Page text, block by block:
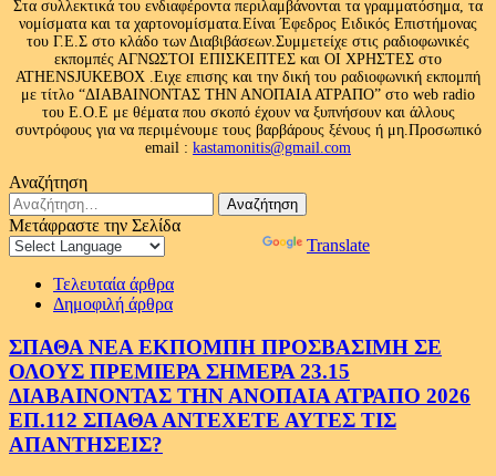
Στα συλλεκτικά του ενδιαφέροντα περιλαμβάνονται τα γραμματόσημα, τα
νομίσματα και τα χαρτονομίσματα.Είναι Έφεδρος Ειδικός Επιστήμονας
του Γ.Ε.Σ στο κλάδο των Διαβιβάσεων.Συμμετείχε στις ραδιοφωνικές
εκπομπές ΑΓΝΩΣΤΟΙ ΕΠΙΣΚΕΠΤΕΣ και ΟΙ ΧΡΗΣΤΕΣ στο
ATHENSJUKEBOX .Ειχε επισης και την δική του ραδιοφωνική εκπομπή
με τίτλο “ΔΙΑΒΑΙΝΟΝΤΑΣ ΤΗΝ ΑΝΟΠΑΙΑ ΑΤΡΑΠΟ” στο web radio
του Ε.Ο.Ε με θέματα που σκοπό έχουν να ξυπνήσουν και άλλους
συντρόφους για να περιμένουμε τους βαρβάρους ξένους ή μη.Προσωπικό
email : kastamonitis@gmail.com
Αναζήτηση
Αναζήτηση
για:
Μετάφραστε την Σελίδα
Translate
Τελευταία άρθρα
Δημοφιλή άρθρα
ΣΠΑΘΑ ΝΕΑ ΕΚΠΟΜΠΗ ΠΡΟΣΒΑΣΙΜΗ ΣΕ
ΟΛΟΥΣ ΠΡΕΜΙΕΡΑ ΣΗΜΕΡΑ 23.15
ΔΙΑΒΑΙΝΟΝΤΑΣ ΤΗΝ ΑΝΟΠΑΙΑ ΑΤΡΑΠΟ 2026
ΕΠ.112 ΣΠΑΘΑ ΑΝΤΕΧΕΤΕ ΑΥΤΕΣ ΤΙΣ
ΑΠΑΝΤΗΣΕΙΣ?